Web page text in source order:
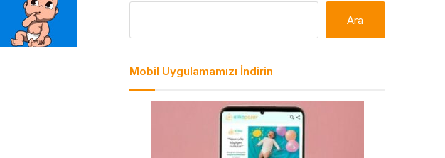
Ara
Mobil Uygulamamızı İndirin